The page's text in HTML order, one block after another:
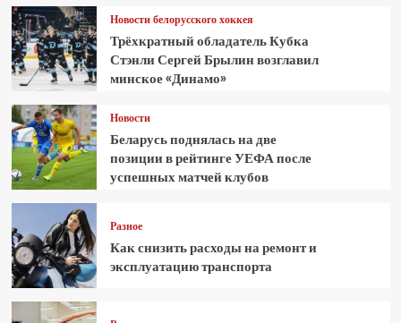
Новости белорусского хоккея
Трёхкратный обладатель Кубка
Стэнли Сергей Брылин возглавил
минское «Динамо»
Новости
Беларусь поднялась на две
позиции в рейтинге УЕФА после
успешных матчей клубов
Разное
Как снизить расходы на ремонт и
эксплуатацию транспорта